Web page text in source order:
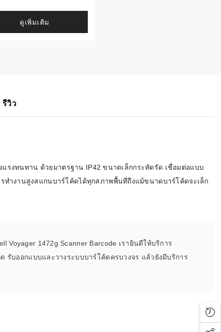
ดูเพิ่มเติม
รีวิว
แรงทนทาน ด้วยมาตรฐาน IP42 ขนาดเล็กกระทัดรัด เชื่อมต่อแบบ
ทำงานสูงสแกนบาร์โค้ดได้ทุกสภาพพื้นที่ถึงแม้ขนาดบาร์โค้ดจะเล็ก
1472g Scanner Barcode เรายินดีให้บริการ
รับออกแบบและวางระบบบาร์โค้ดครบวงจร แล้วยังมีบริการ